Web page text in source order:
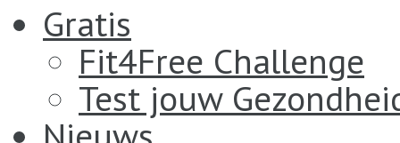
Gratis
Fit4Free Challenge
Test jouw